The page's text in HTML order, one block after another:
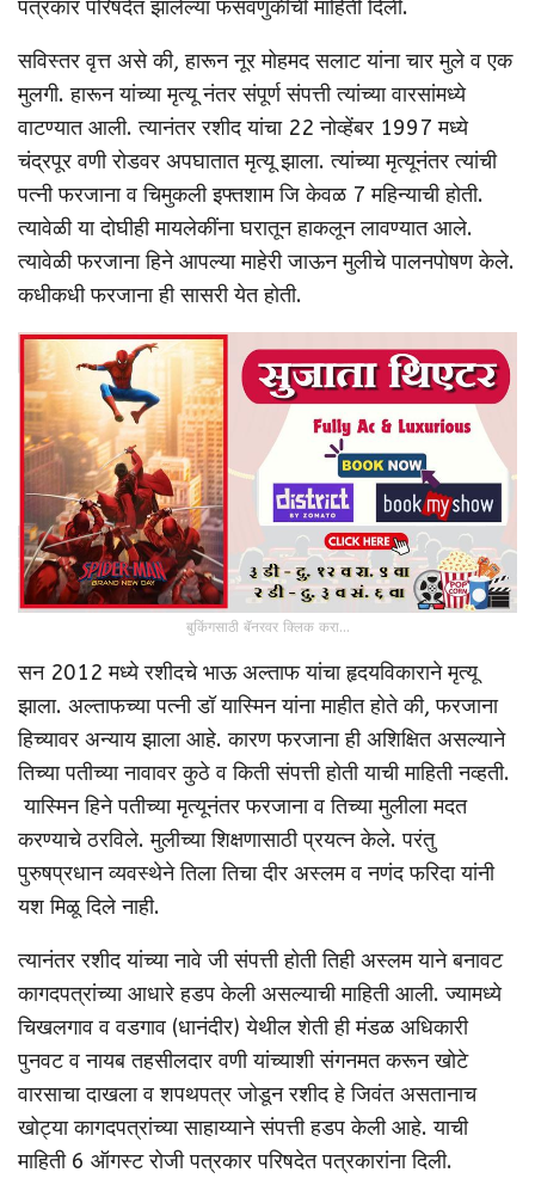
पत्रकार परिषदेत झालेल्या फसवणुकीची माहिती दिली.
सविस्तर वृत्त असे की, हारून नूर मोहमद सलाट यांना चार मुले व एक
मुलगी. हारून यांच्या मृत्यू नंतर संपूर्ण संपत्ती त्यांच्या वारसांमध्ये
वाटण्यात आली. त्यानंतर रशीद यांचा 22 नोव्हेंबर 1997 मध्ये
चंद्रपूर वणी रोडवर अपघातात मृत्यू झाला. त्यांच्या मृत्यूनंतर त्यांची
पत्नी फरजाना व चिमुकली इफ्तशाम जि केवळ 7 महिन्याची होती.
त्यावेळी या दोघीही मायलेकींना घरातून हाकलून लावण्यात आले.
त्यावेळी फरजाना हिने आपल्या माहेरी जाऊन मुलीचे पालनपोषण केले.
कधीकधी फरजाना ही सासरी येत होती.
बुकिंगसाठी बॅनरवर क्लिक करा...
सन 2012 मध्ये रशीदचे भाऊ अल्ताफ यांचा हृदयविकाराने मृत्यू
झाला. अल्ताफच्या पत्नी डॉ यास्मिन यांना माहीत होते की, फरजाना
हिच्यावर अन्याय झाला आहे. कारण फरजाना ही अशिक्षित असल्याने
तिच्या पतीच्या नावावर कुठे व किती संपत्ती होती याची माहिती नव्हती.
यास्मिन हिने पतीच्या मृत्यूनंतर फरजाना व तिच्या मुलीला मदत
करण्याचे ठरविले. मुलीच्या शिक्षणासाठी प्रयत्न केले. परंतु
पुरुषप्रधान व्यवस्थेने तिला तिचा दीर अस्लम व नणंद फरिदा यांनी
यश मिळू दिले नाही.
त्यानंतर रशीद यांच्या नावे जी संपत्ती होती तिही अस्लम याने बनावट
कागदपत्रांच्या आधारे हडप केली असल्याची माहिती आली. ज्यामध्ये
चिखलगाव व वडगाव (धानंदीर) येथील शेती ही मंडळ अधिकारी
पुनवट व नायब तहसीलदार वणी यांच्याशी संगनमत करून खोटे
वारसाचा दाखला व शपथपत्र जोडून रशीद हे जिवंत असतानाच
खोट्या कागदपत्रांच्या साहाय्याने संपत्ती हडप केली आहे. याची
माहिती 6 ऑगस्ट रोजी पत्रकार परिषदेत पत्रकारांना दिली.